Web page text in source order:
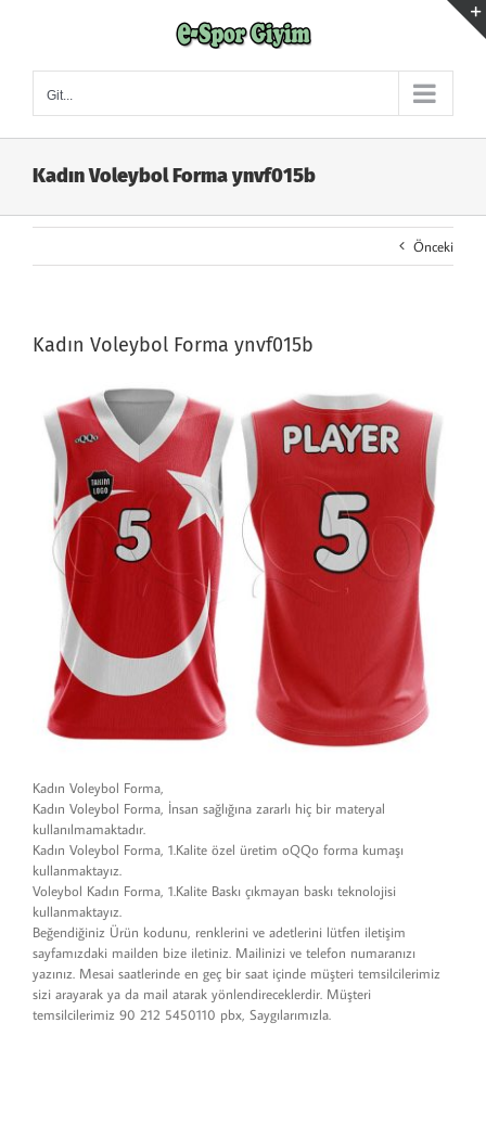
Git...
Kadın Voleybol Forma ynvf015b
Önceki
Kadın Voleybol Forma ynvf015b
Kadın Voleybol Forma,
Kadın Voleybol Forma, İnsan sağlığına zararlı hiç bir materyal
kullanılmamaktadır.
Kadın Voleybol Forma, 1.Kalite özel üretim oQQo forma kumaşı
kullanmaktayız.
Voleybol Kadın Forma, 1.Kalite Baskı çıkmayan baskı teknolojisi
kullanmaktayız.
Beğendiğiniz Ürün kodunu, renklerini ve adetlerini lütfen iletişim
sayfamızdaki mailden bize iletiniz. Mailinizi ve telefon numaranızı
yazınız. Mesai saatlerinde en geç bir saat içinde müşteri temsilcilerimiz
sizi arayarak ya da mail atarak yönlendireceklerdir. Müşteri
temsilcilerimiz 90 212 5450110 pbx, Saygılarımızla.